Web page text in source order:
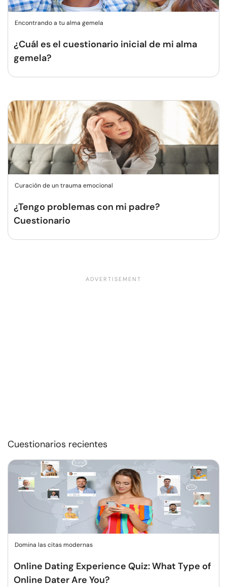
Encontrando a tu alma gemela
¿Cuál es el cuestionario inicial de mi alma
gemela?
Curación de un trauma emocional
¿Tengo problemas con mi padre?
Cuestionario
Cuestionarios recientes
Domina las citas modernas
Online Dating Experience Quiz: What Type of
Online Dater Are You?